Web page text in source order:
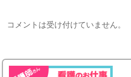
コメントは受け付けていません。